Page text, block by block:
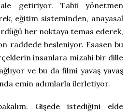
getiriyor. Tabii yönetmen
eğitim sisteminden, anayasal
her noktaya temas ederek,
raddede besleniyor. Esasen bu
insanlara mizahi bir dille
ve bu da filmi yavaş yavaş
emin adımlarla ilerletiyor.
Gişede istediğini elde